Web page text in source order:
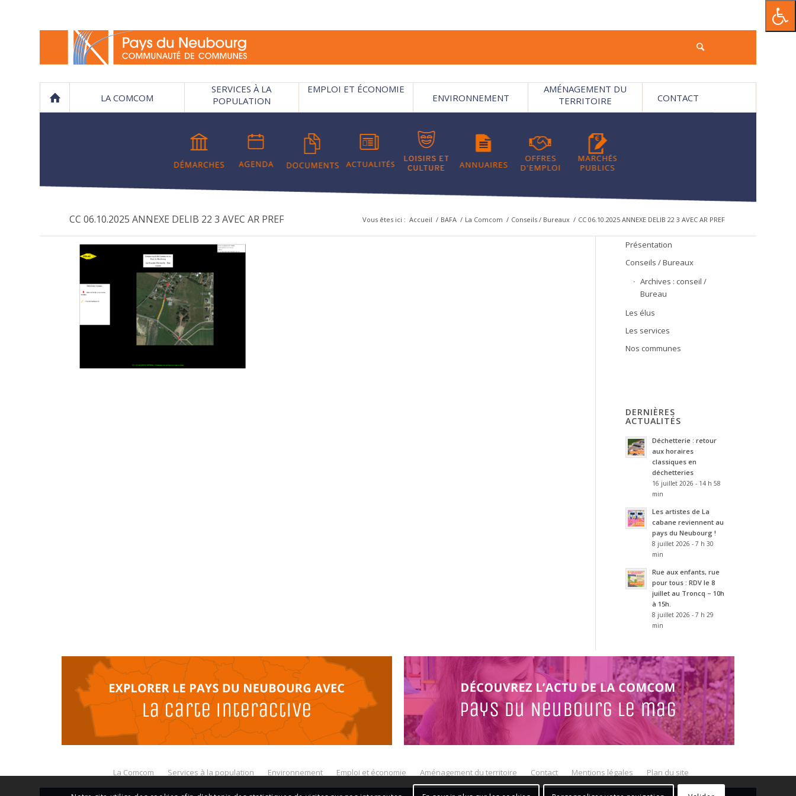
LA COMCOM
SERVICES À LA
POPULATION
EMPLOI ET ÉCONOMIE
ENVIRONNEMENT
AMÉNAGEMENT DU
TERRITOIRE
CONTACT
CC 06.10.2025 ANNEXE DELIB 22 3 AVEC AR PREF Vous êtes ici : Accueil / BAFA / La Comcom / Conseils / Bureaux / CC 06.10.2025 ANNEXE DELIB 22 3 AVEC AR PREF
Présentation
Conseils / Bureaux
Archives : conseil /
Bureau
Les élus
Les services
Nos communes
DERNIÈRES
ACTUALITÉS
Déchetterie : retour
aux horaires
classiques en
déchetteries
16 juillet 2026 - 14 h 58
min
Les artistes de La
cabane reviennent au
pays du Neubourg !
8 juillet 2026 - 7 h 30
min
Rue aux enfants, rue
pour tous : RDV le 8
juillet au Troncq – 10h
à 15h.
8 juillet 2026 - 7 h 29
min
La Comcom Services à la population Environnement Emploi et économie Aménagement du territoire Contact Mentions légales Plan du site